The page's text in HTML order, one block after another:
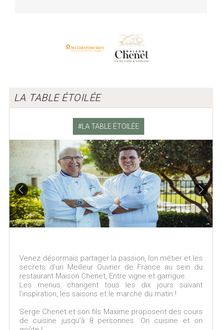
LA TABLE ÉTOILÉE
LA TABLE ÉTOILÉE
Venez désormais partager la passion, lon métier et les
secrets d'un Meilleur Ouvrier de France au sein du
restaurant Maison Chenet, Entre vigne et garrigue.
Les menus changent tous les dix jours suivant
l'inspiration, les saisons et le marché du matin !
Serge Chenet et son fils Maxime proposent des cours
de cuisine jusqu'à 8 personnes. On cuisine et on